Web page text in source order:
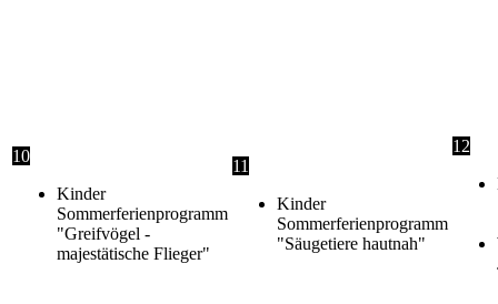
10
Kinder
Sommerferienprogramm
"Greifvögel -
majestätische Flieger"
11
Kinder
Sommerferienprogramm
"Säugetiere hautnah"
12